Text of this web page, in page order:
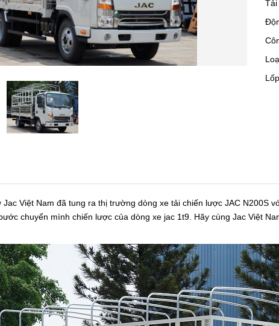
Tải
Jac Việt Nam đã tung ra thị trường dòng xe tải chiến lược JAC N200S
chuyển mình chiến lược của dòng xe jac 1t9. Hãy cùng Jac Việt